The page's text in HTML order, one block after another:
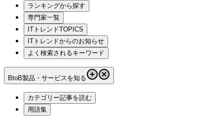
ランキングから探す
専門家一覧
ITトレンドTOPICS
ITトレンドからのお知らせ
よく検索されるキーワード
BtoB製品・サービスを知る
カテゴリー記事を読む
用語集